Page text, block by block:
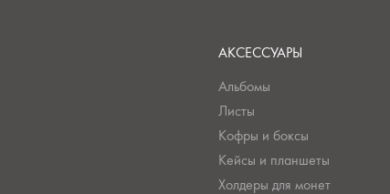
АКСЕССУАРЫ
Альбомы
Листы
Кофры и боксы
Кейсы и планшеты
Холдеры для монет